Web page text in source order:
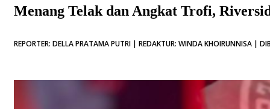
Menang Telak dan Angkat Trofi,
REPORTER: DELLA PRATAMA PUTRI | REDAKTUR: WINDA KHOIRUNNISA |